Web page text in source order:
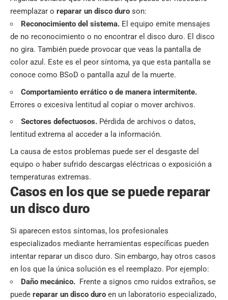
reemplazar o reparar un disco duro son:
Reconocimiento del sistema. El equipo emite mensajes
de no reconocimiento o no encontrar el disco duro. El disco
no gira. También puede provocar que veas la pantalla de
color azul. Este es el peor síntoma, ya que esta pantalla se
conoce como BSoD o pantalla azul de la muerte.
Comportamiento errático o de manera intermitente.
Errores o excesiva lentitud al copiar o mover archivos.
Sectores defectuosos. Pérdida de archivos o datos,
lentitud extrema al acceder a la información.
La causa de estos problemas puede ser el desgaste del
equipo o haber sufrido descargas eléctricas o exposición a
temperaturas extremas.
Casos en los que se puede reparar
un disco duro
Si aparecen estos síntomas, los profesionales
especializados mediante herramientas específicas pueden
intentar reparar un disco duro. Sin embargo, hay otros casos
en los que la única solución es el reemplazo. Por ejemplo:
Daño mecánico. Frente a signos cmo ruidos extraños, se
puede reparar un disco duro en un laboratorio especializado,